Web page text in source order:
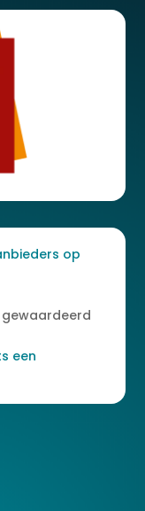
gewaardeerd
een